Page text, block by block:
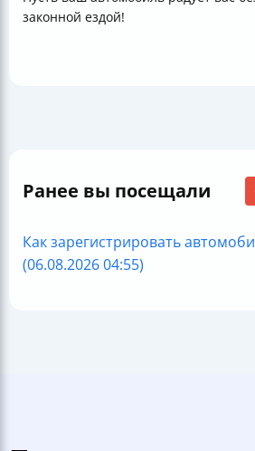
законной ездой!
Ранее вы посещали
Как зарегистрировать
(06.08.2026 04:55)